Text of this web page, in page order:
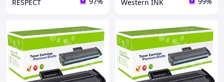
RESPECT Western INK